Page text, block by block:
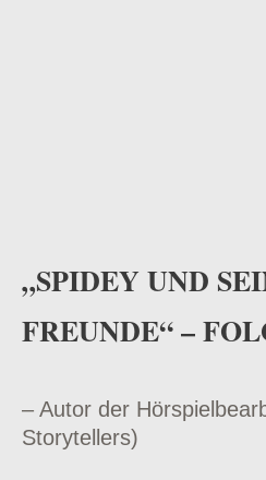
„SPIDEY UND
FREUNDE“ –
– Autor der
Storytellers)